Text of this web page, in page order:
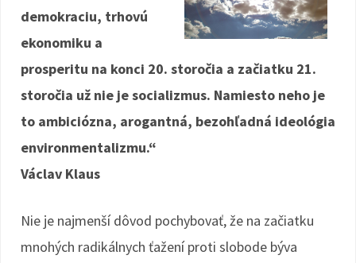
k
demokraciu, trhovú
ekonomiku a
prosperitu na konci 20. storočia a začiatku 21.
storočia už nie je socializmus. Namiesto neho je
to ambiciózna, arogantná, bezohľadná ideológia
environmentalizmu.“
Václav Klaus
Nie je najmenší dôvod pochybovať, že na začiatku
mnohých radikálnych ťažení proti slobode býva